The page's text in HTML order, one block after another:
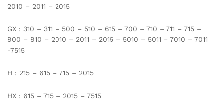
2010 – 2011 – 2015
GX : 310 – 311 – 500 – 510 – 615 – 700 – 710 – 711 – 715 –
900 – 910 – 2010 – 2011 – 2015 – 5010 – 5011 – 7010 – 7011
-7515
H : 215 – 615 – 715 – 2015
HX : 615 – 715 – 2015 – 7515